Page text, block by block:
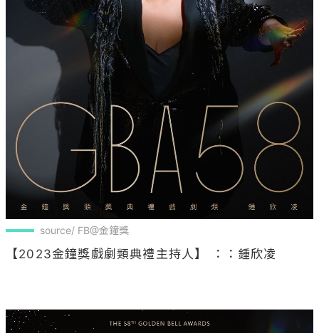
source/ FB@金鐘獎
【2023金鐘獎戲劇類典禮主持人】 ：：鍾欣凌